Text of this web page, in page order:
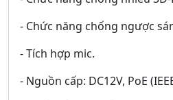
- Chức năng chống ngược
- Tích hợp mic.
- Nguồn cấp: DC12V, PoE